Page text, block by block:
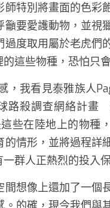
特別將畫面的色彩
要愛護動物，並視
度取用屬於老虎們
這些物種，恐怕只
，我看見泰雅族人
路殺調查網絡計畫
些在陸地上的物種
的情形，並將過程詳
群人正熱烈的投入
想像上還加了一個